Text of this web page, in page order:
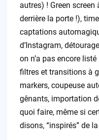
autres) ! Green
derrière la porte !),
captations
d’Instagram,
on n’a pas encore
filtres et transitions à
markers, coupeuse
gênants, importation
quoi faire, même si
disons, “inspirés” de